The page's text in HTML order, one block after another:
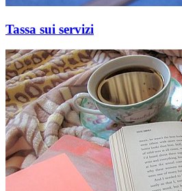
Tassa sui servizi